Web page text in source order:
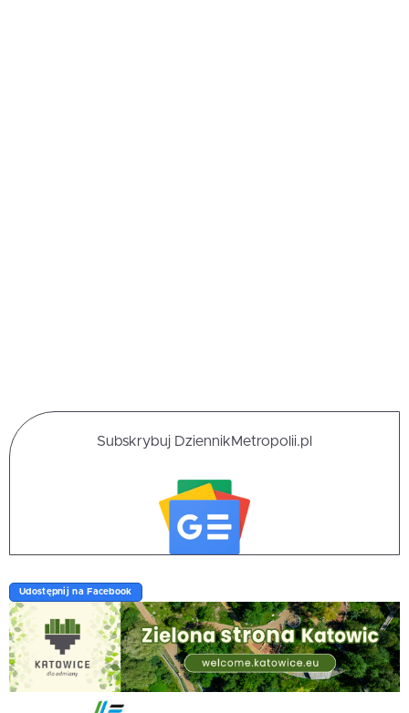
Subskrybuj DziennikMetropolii.pl
Udostępnij na Facebook